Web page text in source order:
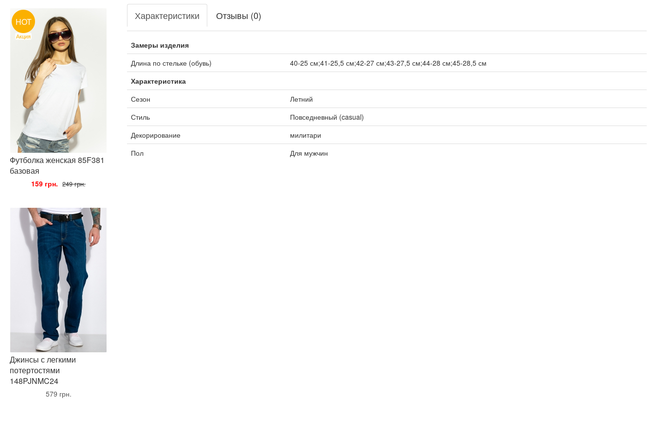
HOT
Акция
Футболка женская 85F381
базовая
159 грн. 249 грн.
Джинсы с легкими
потертостями
148PJNMC24
579 грн.
Характеристики Отзывы (0)
Замеры изделия
Длина по стельке (обувь)
40-25 см;41-25,5 см;42-27 см;43-27,5 см;44-28 см;45-28,5 см
Характеристика
Сезон
Летний
Стиль
Повседневный (casual)
Декорирование
милитари
Пол
Для мужчин